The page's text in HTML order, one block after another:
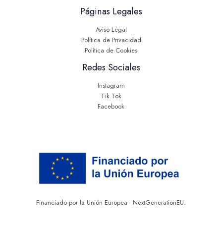
Páginas Legales
Aviso Legal
Política de Privacidad
Política de Cookies
Redes Sociales
Instagram
Tik Tok
Facebook
Financiado por la Unión Europea - NextGenerationEU.